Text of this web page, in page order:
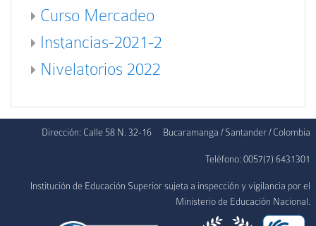
Curso Mercadeo
Instancias-2021-2
Nivelatorios 2022
Dirección: Calle 58 N. 32-16 Bucaramanga / Santander / Colombia
Teléfono: 0057(7) 6431301
Institución de Educación Superior sujeta a inspección y vigilancia por el
Ministerio de Educación Nacional.